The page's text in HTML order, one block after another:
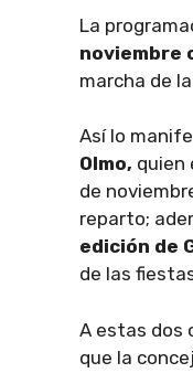
La
noviembre
marcha de la
Así lo
Olmo, quien
de
reparto;
edición de
de las
A estas dos
que la